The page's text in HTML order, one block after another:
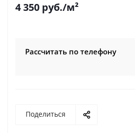
4 350 руб./м²
Рассчитать по телефону
Поделиться